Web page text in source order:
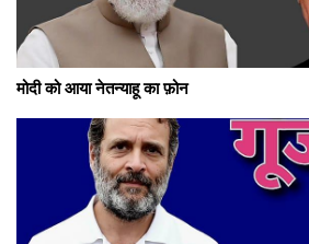
मोदी को आया नेतन्याहू का फ़ोन